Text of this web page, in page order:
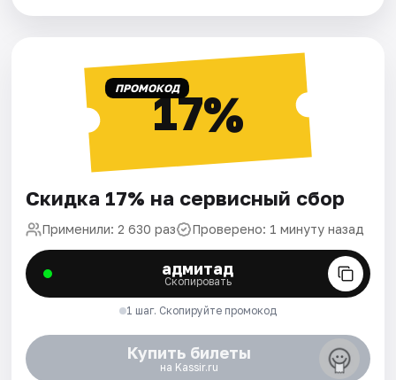
ПРОМОКОД17%
Скидка 17% на сервисный сбор
Применили: 2 630 раз Проверено: 1 минуту назад
адмитад
Скопировать
1 шаг. Скопируйте промокод
Купить билеты
на Kassir.ru